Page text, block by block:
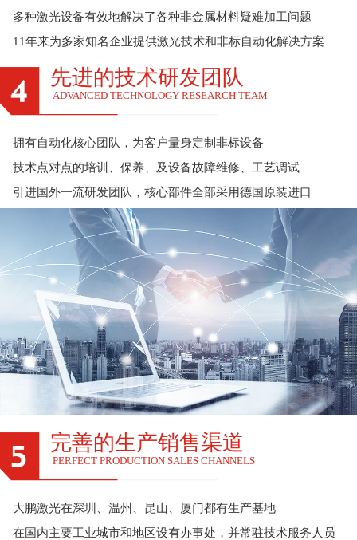
多种激光设备有效地解决了各种非金属材料疑难加工问题
11年来为多家知名企业提供激光技术和非标自动化解决方案
先进的技术研发团队
ADVANCED TECHNOLOGY RESEARCH TEAM
拥有自动化核心团队，为客户量身定制非标设备
技术点对点的培训、保养、及设备故障维修、工艺调试
引进国外一流研发团队，核心部件全部采用德国原装进口
完善的生产销售渠道
PERFECT PRODUCTION SALES CHANNELS
大鹏激光在深圳、温州、昆山、厦门都有生产基地
在国内主要工业城市和地区设有办事处，并常驻技术服务人员